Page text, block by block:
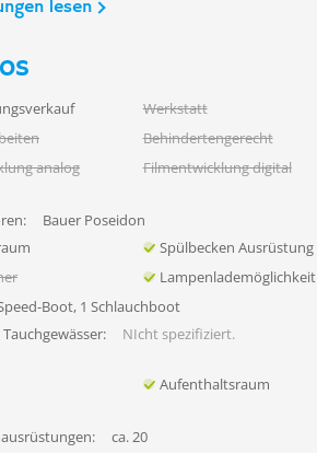
lesen
Werkstatt
Behindertengerecht
analog
Filmentwicklung digital
Bauer Poseidon
Spülbecken Ausrüstung
Lampenlademöglichkeit
Boot, 1 Schlauchboot
NIcht spezifiziert.
Aufenthaltsraum
ca. 20